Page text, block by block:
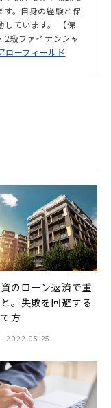
す。自身の経験と保
しています。 【保
2級ファイナンシャ
ローフィールド
のローン返済で重
。失敗を回避する
方
2022.05.25